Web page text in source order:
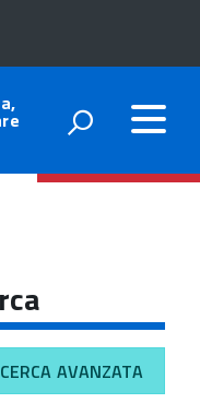
AVANZATA